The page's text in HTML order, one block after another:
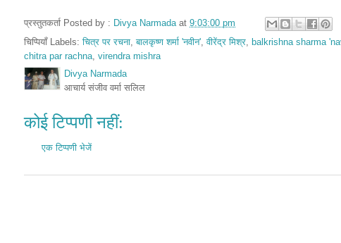
प्रस्तुतकर्ता Posted by : Divya Narmada at 9:03:00 pm
चिप्पियाँ Labels:चित्र पर रचना ,बालकृष्ण शर्मा 'नवीन' ,वीरेंद्र मिश्र balkrishna sharma
chitra par rachna virendra mishra
Divya Narmada
आचार्य संजीव वर्मा सलिल
कोई टिप्पणी नहीं:
एक टिप्पणी भेजें